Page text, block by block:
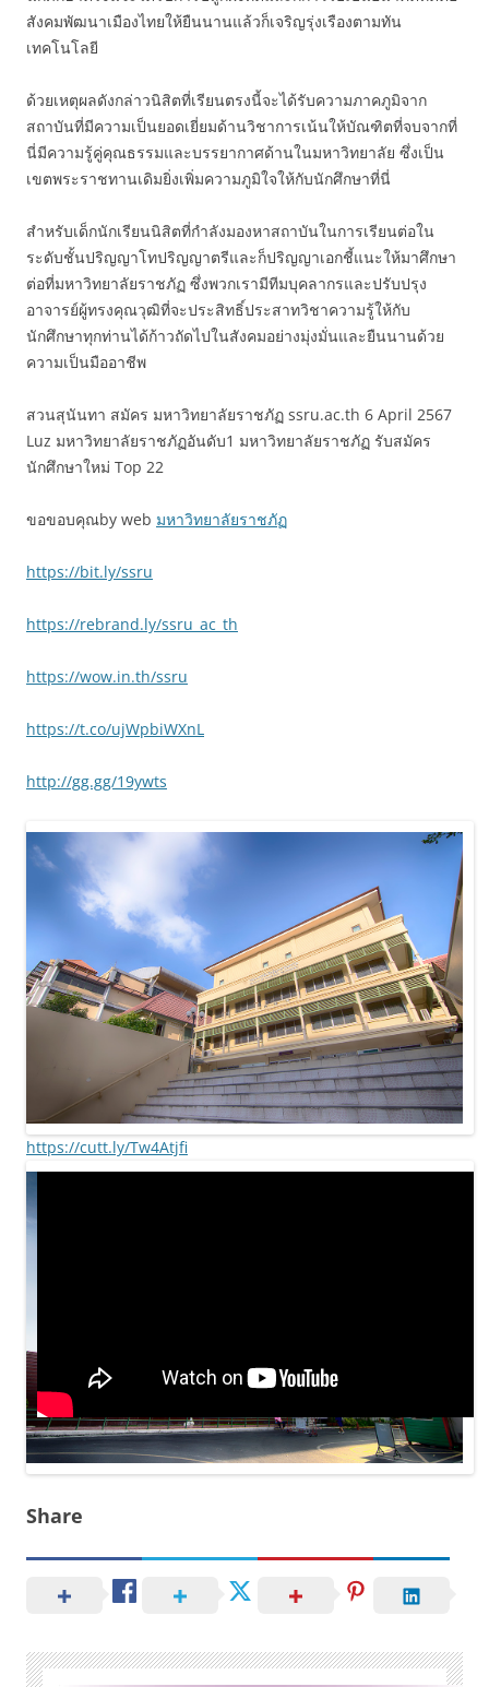
สังคมพัฒนาเมืองไทยให้ยืนนานแล้วก็เจริญรุ่งเรืองตามทัน
เทคโนโลยี
ด้วยเหตุผลดังกล่าวนิสิตที่เรียนตรงนี้จะได้รับความภาคภูมิจาก
สถาบันที่มีความเป็นยอดเยี่ยมด้านวิชาการเน้นให้บัณฑิตที่จบจากที่
นี่มีความรู้คู่คุณธรรมและบรรยากาศด้านในมหาวิทยาลัย ซึ่งเป็น
เขตพระราชทานเดิมยิ่งเพิ่มความภูมิใจให้กับนักศึกษาที่นี่
สำหรับเด็กนักเรียนนิสิตที่กำลังมองหาสถาบันในการเรียนต่อใน
ระดับชั้นปริญญาโทปริญญาตรีและก็ปริญญาเอกชี้แนะให้มาศึกษา
ต่อที่มหาวิทยาลัยราชภัฏ ซึ่งพวกเรามีทีมบุคลากรและปรับปรุง
อาจารย์ผู้ทรงคุณวุฒิที่จะประสิทธิ์ประสาทวิชาความรู้ให้กับ
นักศึกษาทุกท่านได้ก้าวถัดไปในสังคมอย่างมุ่งมั่นและยืนนานด้วย
ความเป็นมืออาชีพ
สวนสุนันทา สมัคร มหาวิทยาลัยราชภัฏ ssru.ac.th 6 April 2567
Luz มหาวิทยาลัยราชภัฏอันดับ1 มหาวิทยาลัยราชภัฏ รับสมัคร
นักศึกษาใหม่ Top 22
ขอขอบคุณby web มหาวิทยาลัยราชภัฏ
https://bit.ly/ssru
https://rebrand.ly/ssru_ac_th
https://wow.in.th/ssru
https://t.co/ujWpbiWXnL
http://gg.gg/19ywts
https://cutt.ly/Tw4Atjfi
Share